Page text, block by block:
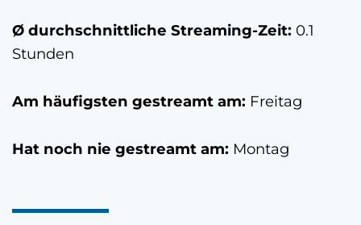
Ø durchschnittliche Streaming-Zeit: 0.1
Stunden
Am häufigsten gestreamt am: Freitag
Hat noch nie gestreamt am: Montag